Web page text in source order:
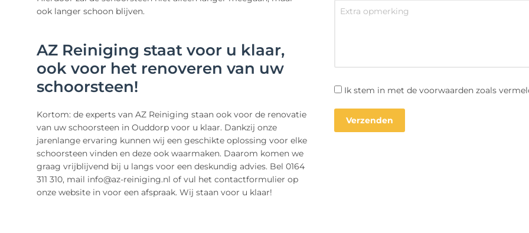
ook langer schoon blijven.
AZ Reiniging staat voor u klaar,
ook voor het renoveren van uw
schoorsteen!
Kortom: de experts van AZ Reiniging staan ook voor de renovatie
van uw schoorsteen in Ouddorp voor u klaar. Dankzij onze
jarenlange ervaring kunnen wij een geschikte oplossing voor elke
schoorsteen vinden en deze ook waarmaken. Daarom komen we
graag vrijblijvend bij u langs voor een deskundig advies. Bel 0164
311 310, mail info@az-reiniging.nl of vul het contactformulier op
onze website in voor een afspraak. Wij staan voor u klaar!
Ik stem in met de voorwaarden zoals